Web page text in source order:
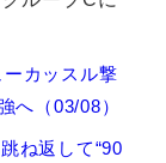
カッスル撃
（03/08）
ね返して“90